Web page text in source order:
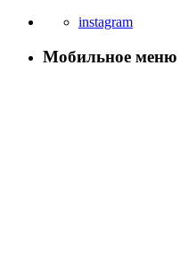
instagram
Мобильное меню